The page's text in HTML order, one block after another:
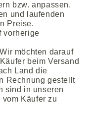
bzw. anpassen.
und laufenden
Preise.
vorherige
Wir möchten darauf
beim Versand
Land die
Rechnung gestellt
sind in unseren
Käufer zu